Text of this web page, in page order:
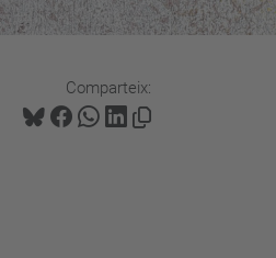
Comparteix: